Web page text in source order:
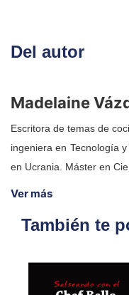
Del autor
Madelaine
Escritora de temas de
ingeniera en Tecnología
en Ucrania. Máster en
Ver más
También te